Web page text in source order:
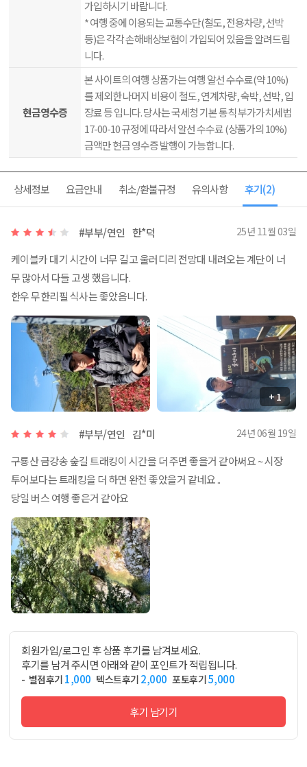
가입하시기 바랍니다.
* 여행 중에 이용되는 교통수단(철도, 전용차량, 선박
등)은 각각 손해배상보험이 가입되어 있음을 알려드립
니다.
현금영수증
본 사이트의 여행 상품가는 여행 알선 수수료(약 10%)
를 제외한 나머지 비용이 철도, 연계차량, 숙박, 선박, 입
장료 등 입니다. 당사는 국세청 기본 통칙 부가가치세법
17-00-10 규정에 따라서 알선 수수료 (상품가의 10%)
금액만 현금 영수증 발행이 가능합니다.
상세정보 요금안내 취소/환불규정 유의사항 후기(2)
#부부/연인 한*덕 25년 11월 03일
케이블카 대기 시간이 너무 길고 울러디리 전망대 내려오는 계단이 너
무 많아서 다들 고생 했읍니다.
한우 무한리필 식사는 좋았읍니다.
+ 1
#부부/연인 김*미 24년 06월 19일
구룡산 금강송 숲길 트래킹이 시간을 더 주면 좋을거 같아써요 ~ 시장
투어보다는 트래킹을 더 하면 완전 좋았을거 같네요 ..
당일 버스 여행 좋은거 같아요
회원가입/로그인 후 상품 후기를 남겨보세요.
후기를 남겨 주시면 아래와 같이 포인트가 적립됩니다.
- 별점후기 1,000 텍스트후기 2,000 포토후기5,000
후기 남기기